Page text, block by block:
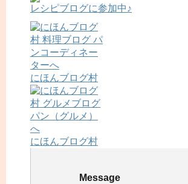
レシピブログに参加中♪
にほんブログ村
にほんブログ村
Message